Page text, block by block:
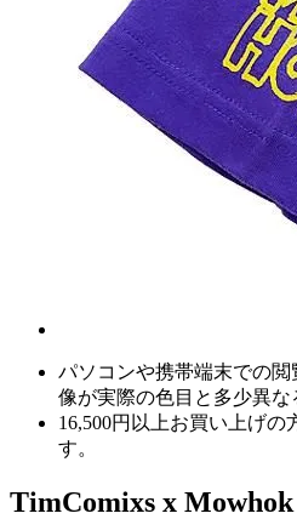
パソコンや携帯端末での
像が実際の色目と多少異な
16,500円以上お買い上げの
す。
TimComixs x Mowhok